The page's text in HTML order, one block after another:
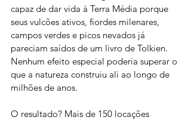
capaz de dar vida à Terra Média porque
seus vulcões ativos, fiordes milenares,
campos verdes e picos nevados já
pareciam saídos de um livro de Tolkien.
Nenhum efeito especial poderia superar o
que a natureza construiu ali ao longo de
milhões de anos.
O resultado? Mais de 150 locações